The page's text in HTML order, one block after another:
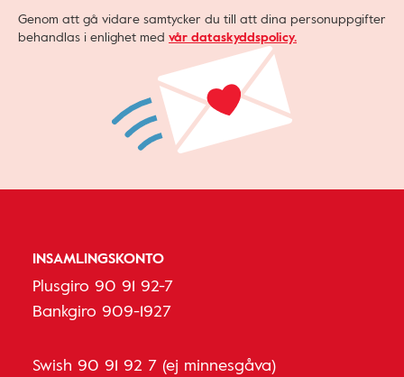
Genom att gå vidare samtycker du till att dina personuppgifter
behandlas i enlighet med vår dataskyddspolicy.
INSAMLINGSKONTO
Plusgiro 90 91 92-7
Bankgiro 909-1927
Swish 90 91 92 7 (ej minnesgåva)